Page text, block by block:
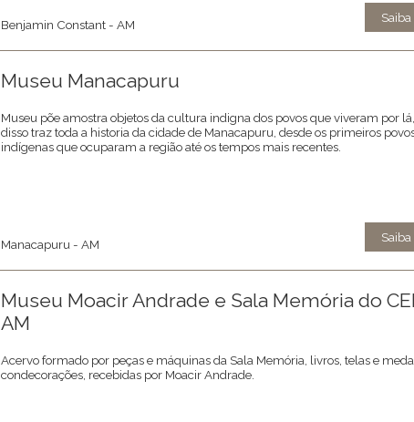
Benjamin Constant - AM
Museu Manacapuru
Museu põe amostra objetos da cultura indigna dos povos que viveram por
disso traz toda a historia da cidade de Manacapuru, desde os primeiros
indígenas que ocuparam a região até os tempos mais recentes.
Manacapuru - AM
Museu Moacir Andrade e Sala Memória do
AM
Acervo formado por peças e máquinas da Sala Memória, livros, telas e
condecorações, recebidas por Moacir Andrade.